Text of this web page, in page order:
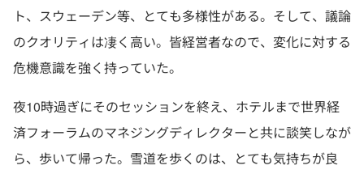
ト、スウェーデン等、とても多様性がある。そして、議論
のクオリティは凄く高い。皆経営者なので、変化に対する
危機意識を強く持っていた。
夜10時過ぎにそのセッションを終え、ホテルまで世界経
済フォーラムのマネジングディレクターと共に談笑しなが
ら、歩いて帰った。雪道を歩くのは、とても気持ちが良